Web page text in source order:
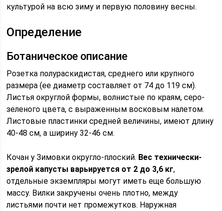
культурой на всю зиму и первую половину весны.
Определение
Ботаническое описание
Розетка полураскидистая, среднего или крупного
размера (ее диаметр составляет от 74 до 119 см).
Листья округлой формы, волнистые по краям, серо-
зеленого цвета, с выраженным восковым налетом.
Листовые пластинки средней величины, имеют длину
40-48 см, а ширину 32-46 см.
Кочан у Зимовки округло-плоский. Вес технически-
зрелой капусты варьируется от 2 до 3,6 кг,
отдельные экземпляры могут иметь еще большую
массу. Вилки закручены очень плотно, между
листьями почти нет промежутков. Наружная